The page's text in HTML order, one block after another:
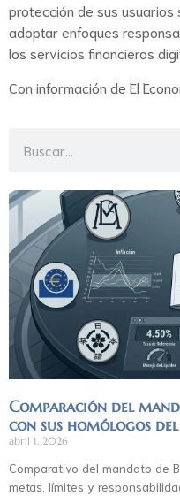
protección de sus usuarios
adoptar enfoques
los servicios financieros
Con información de El
Comparación del
con sus homólogos del
abril 1, 2026
Comparativo del mandato de
metas, límites y